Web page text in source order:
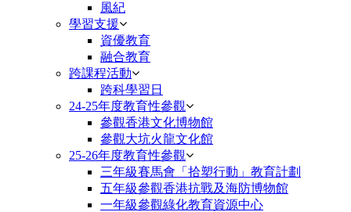
風紀
學習支援
資優教育
融合教育
跨課程活動
跨科學習日
24-25年度教育性參觀
參觀香港文化博物館
參觀大坑火龍文化館
25-26年度教育性參觀
三年級賽馬會「拾塑行動」教育計劃
五年級參觀香港抗戰及海防博物館
一年級參觀綠化教育資源中心